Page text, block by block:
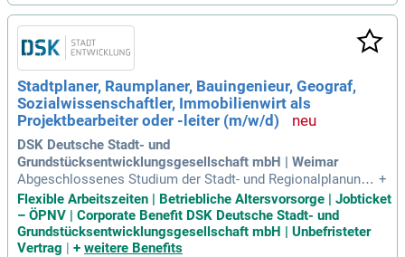
Stadtplaner, Raumplaner, Bauingenieur, Geograf,
Sozialwissenschaftler, Immobilienwirt als
Projektbearbeiter oder -leiter (m/w/d)
DSK Deutsche Stadt- und
Grundstücksentwicklungsgesellschaft mbH | Weimar
Abgeschlossenes Studium der Stadt- und Regionalplanung,
der Raumplanung, des Urban Design, des Bauingenieurwese
ns, der Geographie, der Sozialwissenschaften, der Immobili
enwirtschaft, alternativ abgeschlossene kaufmännische Au
sbildung mit fachbezogener
+
Flexible Arbeitszeiten | Betriebliche Altersvorsorge | Jobticket
– ÖPNV | Corporate Benefit DSK Deutsche Stadt- und
Grundstücksentwicklungsgesellschaft mbH | Unbefristeter
Vertrag | + weitere Benefits